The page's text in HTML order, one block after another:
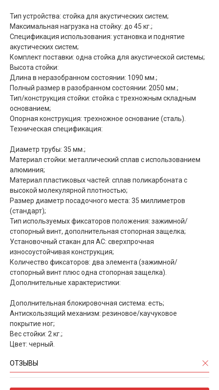
Тип устройства: стойка для акустических систем;
Максимальная нагрузка на стойку: до 45 кг.;
Спецификация использования: установка и поднятие
акустических систем;
Комплект поставки: одна стойка для акустической системы;
Высота стойки:
Длина в неразобранном состоянии: 1090 мм.;
Полный размер в разобранном состоянии: 2050 мм.;
Тип/конструкция стойки: стойка с трехножным складным
основанием;
Опорная конструкция: трехножное основание (сталь).
Техническая спецификация:
Диаметр трубы: 35 мм.;
Материал стойки: металлический сплав с использованием
алюминия;
Материал пластиковых частей: сплав поликарбоната с
высокой молекулярной плотностью;
Размер диаметр посадочного места: 35 миллиметров
(стандарт);
Тип используемых фиксаторов положения: зажимной/
стопорный винт, дополнительная стопорная защелка;
Установочный стакан для АС: сверхпрочная
износоустойчивая конструкция;
Количество фиксаторов: два элемента (зажимной/
стопорный винт плюс одна стопорная защелка).
Дополнительные характеристики:
Дополнительная блокировочная система: есть;
Антискользящий механизм: резиновое/каучуковое
покрытие ног;
Вес стойки: 2 кг.;
Цвет: черный.
ОТЗЫВЫ